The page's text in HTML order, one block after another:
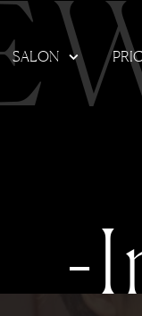
SALON
-